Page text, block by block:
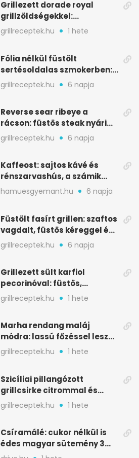
Grillezett dorade royal
grillzöldségekkel:
mediterrán ízek a rostélyról
grillreceptek.hu 1 hete
Fólia nélkül füstölt
sertésoldalas szmokerben:
ropogós bark, 6 óra
grillreceptek.hu 6 napja
Reverse sear ribeye a
rácson: füstös steak nyári
tökkebabbal
grillreceptek.hu 6 napja
Kaffeost: sajtos kávé és
rénszarvashús, a számik
melegítő itala
hamuesgyemant.hu 6 napja
Füstölt fasírt grillen: szaftos
vagdalt, füstös kéreggel és
BBQ mázzal
grillreceptek.hu 6 napja
Grillezett sült karfiol
pecorinóval: füstös,
karamellizált nyári kedvenc
grillreceptek.hu 1 hete
Marha rendang maláj
módra: lassú főzéssel lesz
igazán szaftos
grillreceptek.hu 1 hete
Szicíliai pillangózott
grillcsirke citrommal és
oregánóval
grillreceptek.hu 1 hete
Csíramálé: cukor nélkül is
édes magyar sütemény 3
alapanyagból